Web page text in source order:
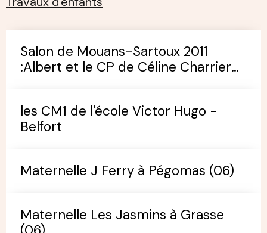
Salon de Mouans-Sartoux 2011
:Albert et le CP de Céline Charrier
les CM1 de l'école Victor Hugo -
Belfort
Maternelle J Ferry à Pégomas (06)
Maternelle Les Jasmins à Grasse